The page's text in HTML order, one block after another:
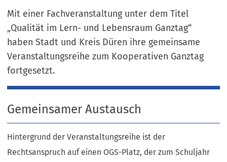
Mit einer Fachveranstaltung unter dem Titel
„Qualität im Lern- und Lebensraum Ganztag“
haben Stadt und Kreis Düren ihre gemeinsame
Veranstaltungsreihe zum Kooperativen Ganztag
fortgesetzt.
Gemeinsamer Austausch
Hintergrund der Veranstaltungsreihe ist der
Rechtsanspruch auf einen OGS-Platz, der zum Schuljahr